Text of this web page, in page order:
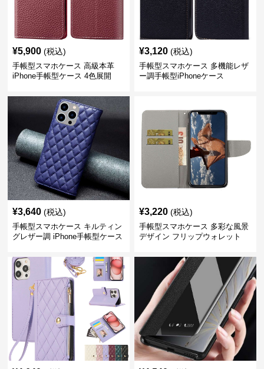
¥5,900 (税込)
手帳型スマホケース 高級本革
iPhone手帳型ケース 4色展開
¥3,120 (税込)
手帳型スマホケース 多機能レザ
ー調手帳型iPhoneケース
¥3,640 (税込)
手帳型スマホケース キルティン
グレザー調 iPhone手帳型ケース
¥3,220 (税込)
手帳型スマホケース 多彩な風景
デザイン フリップウォレット